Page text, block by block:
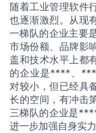
随着工业管理软件
也逐渐激烈。从现
一梯队的企业主
市场份额、品牌影
盖和技术水平上都
的企业是****、
对较小，但已经具
长的空间，有冲击
三梯队的企业是
进一步加强自身实